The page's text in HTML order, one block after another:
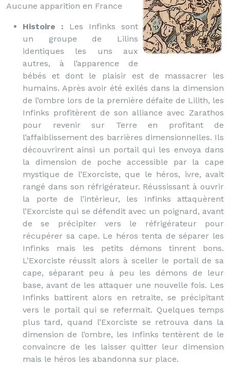
Aucune apparition en France
Histoire : Les Infinks sont
un groupe de Lilins
identiques les uns aux
autres, à l’apparence de
bébés et dont le plaisir est de massacrer les
humains. Après avoir été exilés dans la dimension
de l’ombre lors de la première défaite de Lilith, les
Infinks profitèrent de son alliance avec Zarathos
pour revenir sur Terre en profitant de
l’affaiblissement des barrières dimensionnelles. Ils
découvrirent ainsi un portail qui les envoya dans
la dimension de poche accessible par la cape
mystique de l’Exorciste, que le héros, ivre, avait
rangé dans son réfrigérateur. Réussissant à ouvrir
la porte de l’intérieur, les Infinks attaquèrent
l’Exorciste qui se défendit avec un poignard, avant
de se précipiter vers le réfrigérateur pour
récupérer sa cape. Le héros tenta de séparer les
Infinks mais les petits démons tinrent bons.
L’Exorciste réussit alors à sceller le portail de sa
cape, séparant peu à peu les démons de leur
base, avant de les attaquer une nouvelle fois. Les
Infinks battirent alors en retraite, se précipitant
vers le portail qui se refermait. Quelques temps
plus tard, quand l’Exorciste se retrouva dans la
dimension de l’ombre, les Infinks tentèrent de le
convaincre de les laisser quitter leur dimension
mais le héros les abandonna sur place.